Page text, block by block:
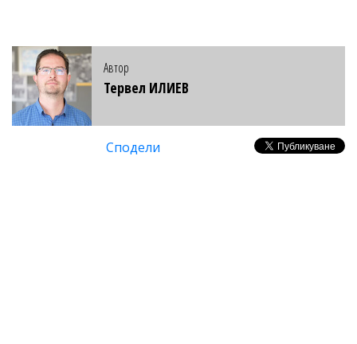
Автор
Тервел ИЛИЕВ
Сподели